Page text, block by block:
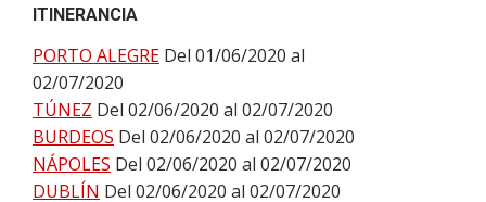
ITINERANCIA
PORTO ALEGRE Del 01/06/2020 al
02/07/2020
TÚNEZ Del 02/06/2020 al 02/07/2020
BURDEOS Del 02/06/2020 al 02/07/2020
NÁPOLES Del 02/06/2020 al 02/07/2020
DUBLÍN Del 02/06/2020 al 02/07/2020